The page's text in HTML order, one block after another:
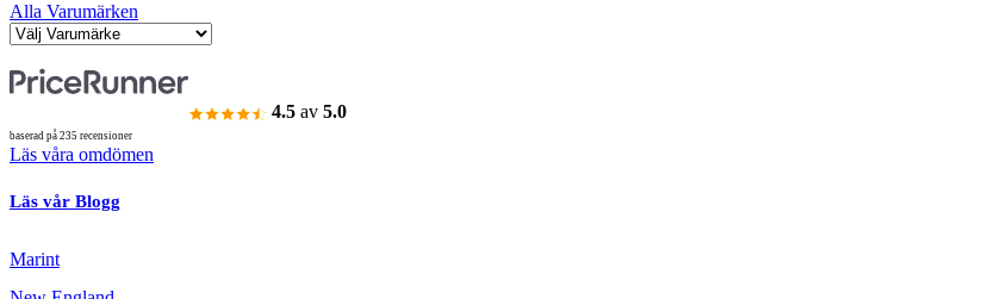
Alla Varumärken
4.5 av 5.0
baserad på 235 recensioner
Läs våra omdömen
Läs vår Blogg
Marint